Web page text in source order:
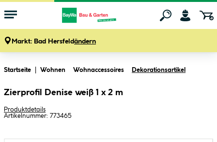
Markt: Bad Hersfeldändern
Startseite Wohnen Wohnaccessoires Dekorationsartikel
Zierprofil Denise weiß 1 x 2 m
Produktdetails
Artikelnummer: 773465